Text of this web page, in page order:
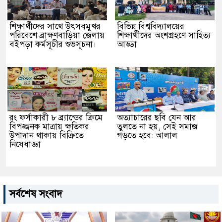
শিক্ষার্থীদের সাথে উৎসবমুখর
পরিবেশে ব্রাক্ষণবাড়িয়া জেলায়
বইপড়া কর্মসূচীর শুভসূচনা।
বিভিন্ন বিশ্ববিদ্যালয়ের
শিক্ষার্থীদের অংশগ্রহণে সাহিত্য
আড্ডা
রং ফর্সাকারী ৮ ব্র্যান্ডের ক্রিমে
বিপজ্জনক মাত্রায় ক্ষতিকর
উপাদান থাকায় বিক্রিতে
নিষেধাজ্ঞা
অত্যাচারের ছবি যেন আর
তুলতে না হয়, সেই সমাজ
গড়তে হবে: আলাল
সর্বশেষ সংবাদ